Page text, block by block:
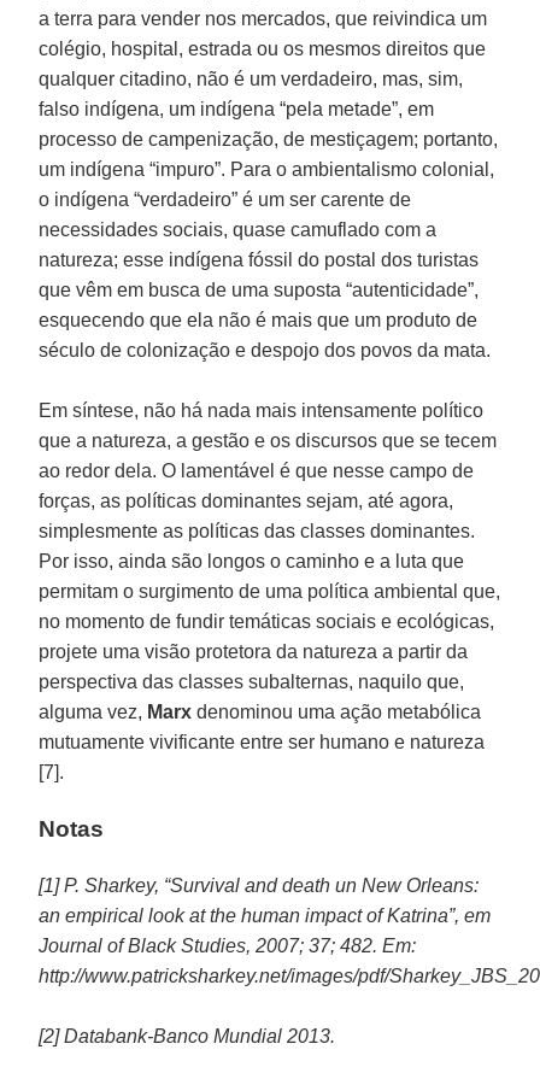
a terra para vender nos mercados, que reivindica um
colégio, hospital, estrada ou os mesmos direitos que
qualquer citadino, não é um verdadeiro, mas, sim,
falso indígena, um indígena “pela metade”, em
processo de campenização, de mestiçagem; portanto,
um indígena “impuro”. Para o ambientalismo colonial,
o indígena “verdadeiro” é um ser carente de
necessidades sociais, quase camuflado com a
natureza; esse indígena fóssil do postal dos turistas
que vêm em busca de uma suposta “autenticidade”,
esquecendo que ela não é mais que um produto de
século de colonização e despojo dos povos da mata.
Em síntese, não há nada mais intensamente político
que a natureza, a gestão e os discursos que se tecem
ao redor dela. O lamentável é que nesse campo de
forças, as políticas dominantes sejam, até agora,
simplesmente as políticas das classes dominantes.
Por isso, ainda são longos o caminho e a luta que
permitam o surgimento de uma política ambiental que,
no momento de fundir temáticas sociais e ecológicas,
projete uma visão protetora da natureza a partir da
perspectiva das classes subalternas, naquilo que,
alguma vez, Marx denominou uma ação metabólica
mutuamente vivificante entre ser humano e natureza
[7].
Notas
[1] P. Sharkey, “Survival and death un New Orleans:
an empirical look at the human impact of Katrina”, em
Journal of Black Studies, 2007; 37; 482. Em:
http://www.patricksharkey.net/images/pdf/
[2] Databank-Banco Mundial 2013.